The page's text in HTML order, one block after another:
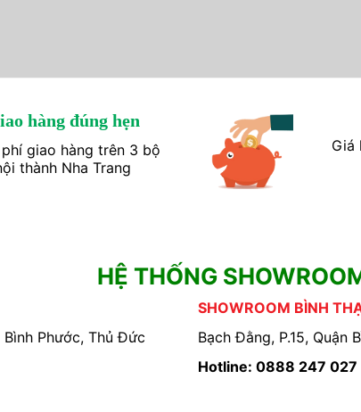
hàng đúng hẹn
giao hàng trên 3 bộ
thành Nha Trang
Giá
HỆ THỐNG
Phước, Thủ Đức
SHOWROOM BÌNH
Bạch Đằng, P.15, Quận
Hotline: 0888 247 027